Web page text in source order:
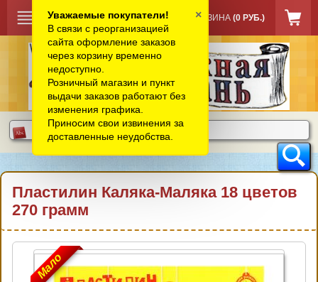
КОРЗИНА (0 РУБ.)
Пластилин Каляка-Маляка 18 цветов
270 грамм
Мало
Уважаемые покупатели!
В связи с реорганизацией
сайта оформление заказов
через корзину временно
недоступно.
Розничный магазин и пункт
выдачи заказов работают без
изменения графика.
Приносим свои извинения за
доставленные неудобства.
×